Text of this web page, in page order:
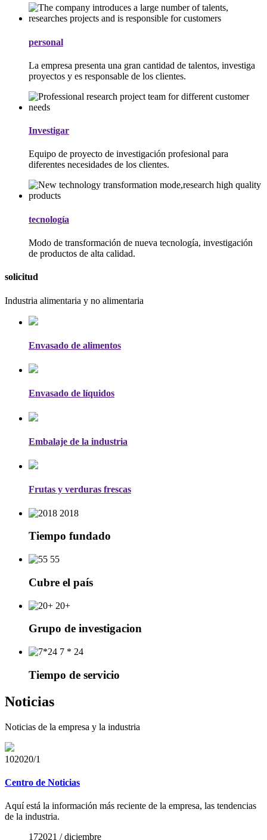
personal
La empresa presenta una gran cantidad de talentos, investiga
proyectos y es responsable de los clientes.
Investigar
Equipo de proyecto de investigación profesional para
diferentes necesidades de los clientes.
tecnología
Modo de transformación de nueva tecnología, investigación
de productos de alta calidad.
solicitud
Industria alimentaria y no alimentaria
Envasado de alimentos
Envasado de líquidos
Embalaje de la industria
Frutas y verduras frescas
2018
Tiempo fundado
55
Cubre el país
20+
Grupo de investigacion
7 * 24
Tiempo de servicio
Noticias
Noticias de la empresa y la industria
102020/1
Centro de Noticias
Aquí está la información más reciente de la empresa, las tendencias
de la industria.
172021 / diciembre